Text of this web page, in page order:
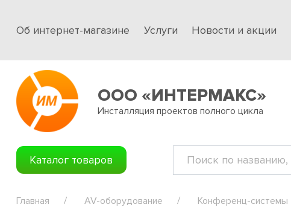
Об интернет-магазине Услуги Новости и акции
ООО «ИНТЕРМАКС»
Инсталляция проектов полного цикла
Каталог товаров
Главная AV-оборудование Конференц-системы